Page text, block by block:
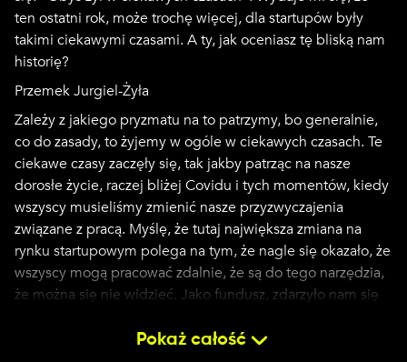
ten ostatni rok, może trochę więcej, dla startupów były
takimi ciekawymi czasami. A ty, jak oceniasz tę bliską nam
historię?
Przemek Jurgiel-Żyła
Zależy z jakiego pryzmatu na to patrzymy, bo generalnie,
co do zasady, to żyjemy w ogóle w ciekawych czasach. Te
ciekawe czasy zaczęły się, tak jakby patrząc na nasze
dorosłe życie, raczej bliżej Covidu i tych momentów, kiedy
wszyscy musieliśmy zmienić nasze przyzwyczajenia
związane z pracą. Myślę, że tutaj największa zmiana na
rynku startupowym polega na tym, że nagle się okazało, że
wszyscy mogą pracować zdalnie, że są do tego narzędzia,
że można się nie widzieć. Jako fundusz, zdarzyło nam się
na żywo, więc myślę, że to była większa zmiana. Ostatnia
Pokaż całość